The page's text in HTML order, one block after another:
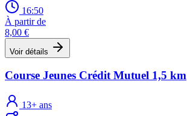
16:50
À partir de
8,00 €
Voir détails
Course Jeunes Crédit Mutuel 1,5 km
13+ ans